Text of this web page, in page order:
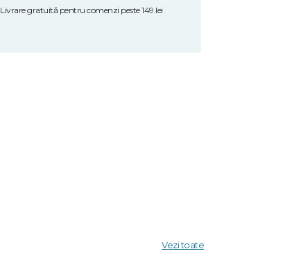
Livrare gratuită pentru comenzi peste 149 lei
Vezi toate